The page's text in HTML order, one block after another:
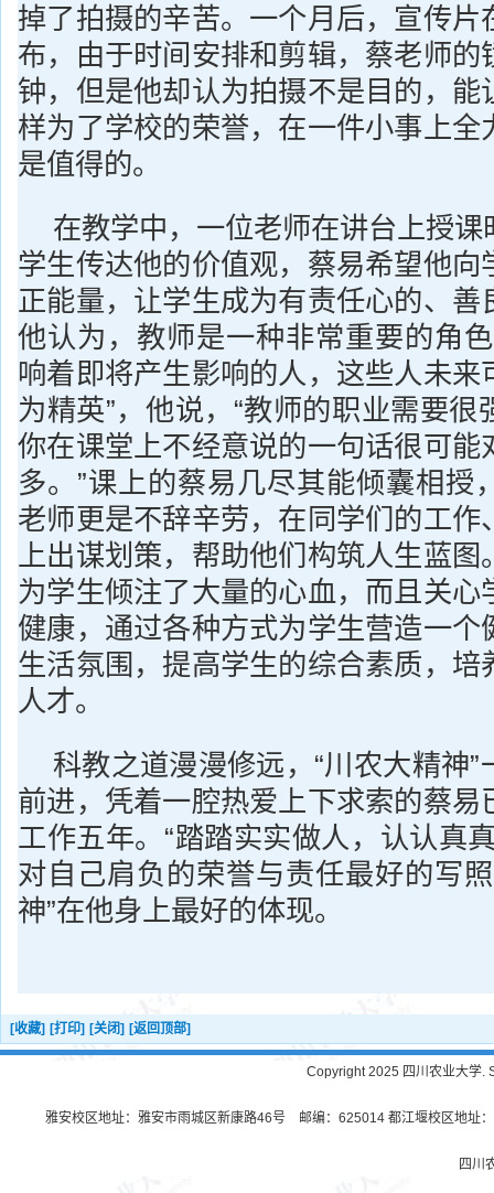
掉了拍摄的辛苦。一个月后，宣传片
布，由于时间安排和剪辑，蔡老师的
钟，但是他却认为拍摄不是目的，能
样为了学校的荣誉，在一件小事上全
是值得的。
在教学中，一位老师在讲台上授
学生传达他的价值观，蔡易希望他向
正能量，让学生成为有责任心的、善
他认为，教师是一种非常重要的角
响着即将产生影响的人，这些人未来
为精英”，他说，“教师的职业需要很
你在课堂上不经意说的一句话很可能
多。”课上的蔡易几尽其能倾囊相授
老师更是不辞辛劳，在同学们的工作
上出谋划策，帮助他们构筑人生蓝
为学生倾注了大量的心血，而且关心
健康，通过各种方式为学生营造一个
生活氛围，提高学生的综合素质，培
人才。
科教之道漫漫修远，“川农大精神
前进，凭着一腔热爱上下求索的蔡易
工作五年。“踏踏实实做人，认认真
对自己肩负的荣誉与责任最好的写
神”在他身上最好的体现。
[收藏] [打印] [关闭] [返回顶部]
Copyright 2025 四川农业大学.
雅安校区地址：雅安市雨城区新康路46号 邮编：625014 都江堰校区地址
四川